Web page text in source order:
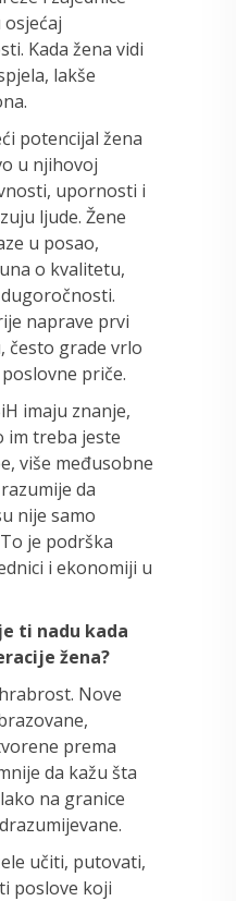
osjećaj
Kada žena vidi
lakše
potencijal žena
u njihovoj
upornosti i
ljude. Žene
u posao,
o kvalitetu,
naprave prvi
često grade vrlo
priče.
imaju znanje,
im treba jeste
više međusobne
da
nije samo
je podrška
i ekonomiji u
ti nadu kada
žena?
Nove
prema
da kažu šta
na granice
učiti, putovati,
poslove koji